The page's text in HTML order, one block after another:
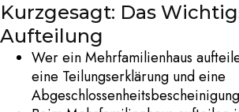
Kurzgesagt: Das
Aufteilung
Wer einMehrfamilienhaus
eine Teilungserklärung und eine
Abgeschlossenheitsbescheinigung